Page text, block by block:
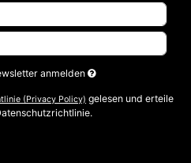
anmelden
(Privacy Policy) gelesen und erteile